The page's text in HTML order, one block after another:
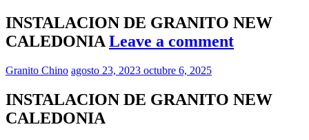
INSTALACION DE GRANITO NEW
CALEDONIA Leave a comment
Granito Chino agosto 23, 2023 octubre 6, 2025
INSTALACION DE GRANITO NEW
CALEDONIA